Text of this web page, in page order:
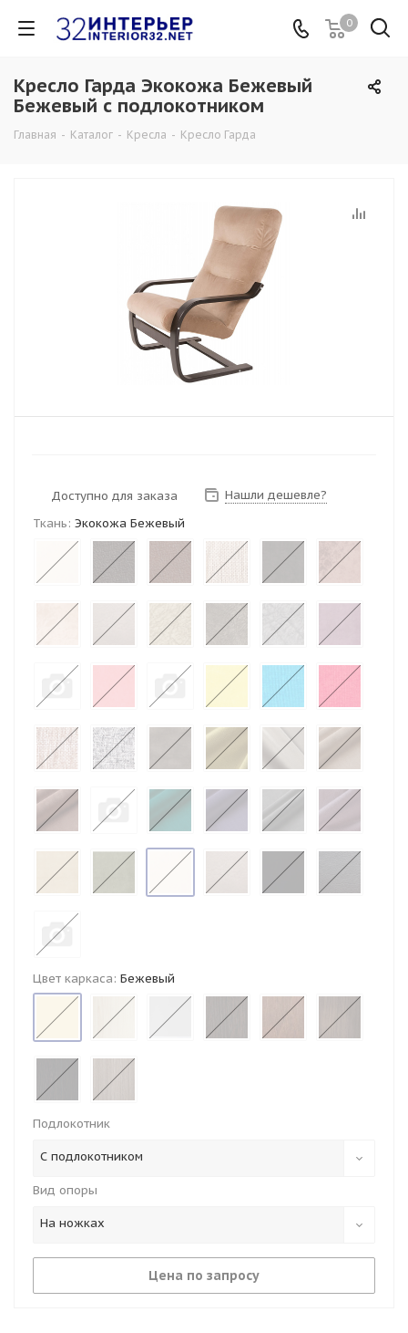
0
Кресло Гарда Экокожа Бежевый
Бежевый с подлокотником
Главная - Каталог - Кресла - Кресло Гарда
Доступно для заказа
Нашли дешевле?
Ткань: Экокожа Бежевый
Цвет каркаса: Бежевый
Подлокотник
С подлокотником
Вид опоры
На ножках
Цена по запросу